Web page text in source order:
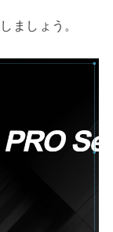
ましょう。